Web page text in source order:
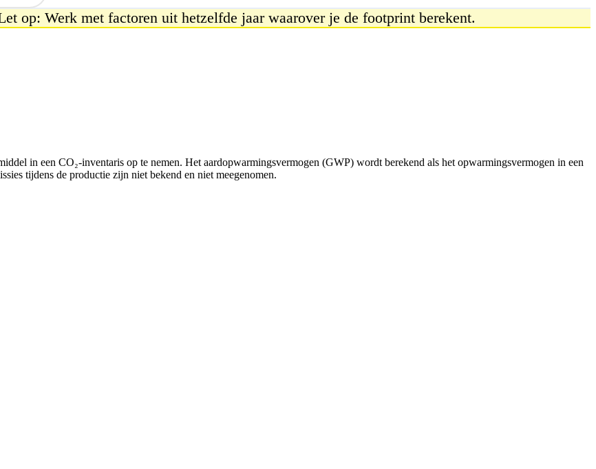
op: Werk met factoren uit hetzelfde jaar waarover je de footprint berekent.
in een CO₂‑inventaris op te nemen. Het aardopwarmingsvermogen (GWP) wordt berekend als het opwarmingsvermogen in een
tijdens de productie zijn niet bekend en niet meegenomen.